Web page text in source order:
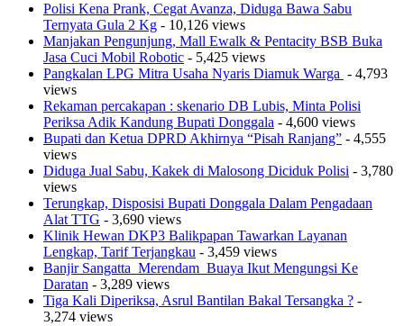
Polisi Kena Prank, Cegat Avanza, Diduga Bawa Sabu
Ternyata Gula 2 Kg - 10,126 views
Manjakan Pengunjung, Mall Ewalk & Pentacity BSB Buka
Jasa Cuci Mobil Robotic - 5,425 views
Pangkalan LPG Mitra Usaha Nyaris Diamuk Warga - 4,793
views
Rekaman percakapan : skenario DB Lubis, Minta Polisi
Periksa Adik Kandung Bupati Donggala - 4,600 views
Bupati dan Ketua DPRD Akhirnya “Pisah Ranjang” - 4,555
views
Diduga Jual Sabu, Kakek di Malosong Diciduk Polisi - 3,780
views
Terungkap, Disposisi Bupati Donggala Dalam Pengadaan
Alat TTG - 3,690 views
Klinik Hewan DKP3 Balikpapan Tawarkan Layanan
Lengkap, Tarif Terjangkau - 3,459 views
Banjir Sangatta Merendam Buaya Ikut Mengungsi Ke
Daratan - 3,289 views
Tiga Kali Diperiksa, Asrul Bantilan Bakal Tersangka ? -
3,274 views